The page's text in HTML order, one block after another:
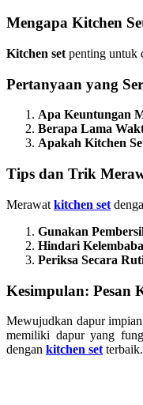
Mengapa Kitchen
Kitchen set penting untuk
Pertanyaan yang
Apa Keuntungan
Berapa Lama
Apakah Kitchen
Tips dan Trik
Merawat kitchen set
Gunakan
Hindari
Periksa Secara
Kesimpulan: Pesan
Mewujudkan dapur
memiliki dapur yang
dengan kitchen set